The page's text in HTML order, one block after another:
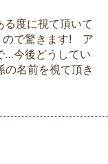
度に視て頂いて
ので驚きます! ア
…今後どうしてい
名前を視て頂き